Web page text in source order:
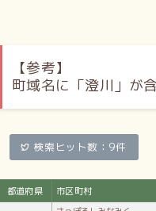
北海道中央バス／西岡営
連絡バス／かつて存在し
施設
（澄川6-6）／札幌市立澄
【参考】
町域名に「澄川」が
検索ヒット数：9件
都道府県 市区町村